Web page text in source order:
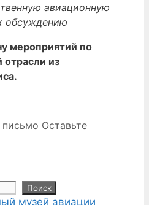
авиационную
обсуждению
мероприятий по
отрасли из
письмо Оставьте
Поиск